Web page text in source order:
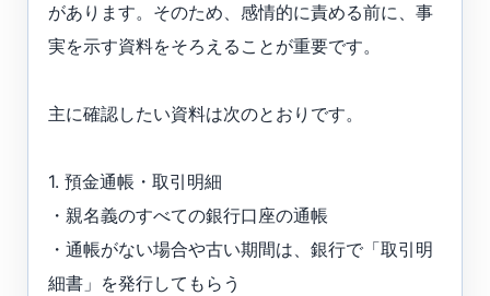
があります。そのため、感情的に責める前に、事
実を示す資料をそろえることが重要です。
主に確認したい資料は次のとおりです。
1. 預金通帳・取引明細
・親名義のすべての銀行口座の通帳
・通帳がない場合や古い期間は、銀行で「取引明
細書」を発行してもらう